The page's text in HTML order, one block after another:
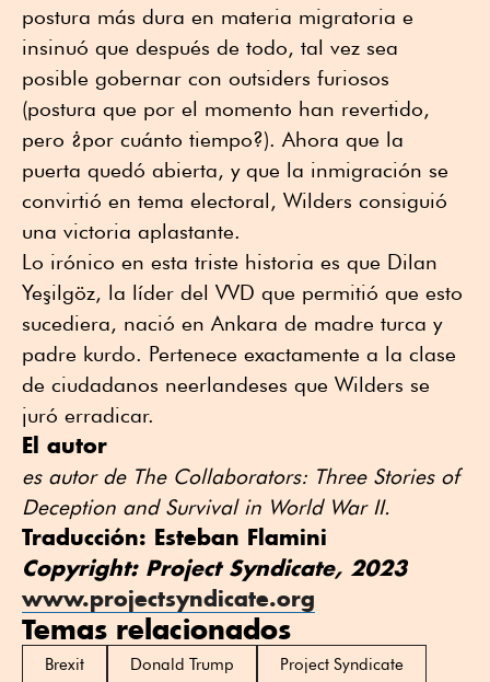
postura más dura en materia migratoria e
insinuó que después de todo, tal vez sea
posible gobernar con outsiders furiosos
(postura que por el momento han revertido,
pero ¿por cuánto tiempo?). Ahora que la
puerta quedó abierta, y que la inmigración se
convirtió en tema electoral, Wilders consiguió
una victoria aplastante.
Lo irónico en esta triste historia es que Dilan
Yeşilgöz, la líder del VVD que permitió que esto
sucediera, nació en Ankara de madre turca y
padre kurdo. Pertenece exactamente a la clase
de ciudadanos neerlandeses que Wilders se
juró erradicar.
El autor
es autor de The Collaborators: Three Stories of
Deception and Survival in World War II.
Traducción: Esteban Flamini
Copyright: Project Syndicate, 2023
www.projectsyndicate.org
Temas relacionados
Brexit Donald Trump Project Syndicate